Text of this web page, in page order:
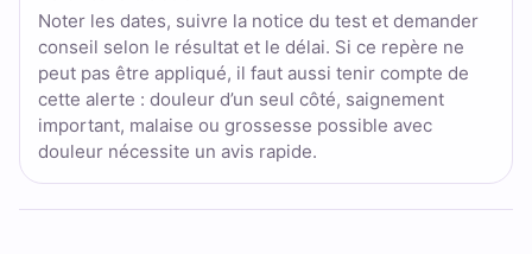
Noter les dates, suivre la notice du test et demander
conseil selon le résultat et le délai. Si ce repère ne
peut pas être appliqué, il faut aussi tenir compte de
cette alerte : douleur d’un seul côté, saignement
important, malaise ou grossesse possible avec
douleur nécessite un avis rapide.